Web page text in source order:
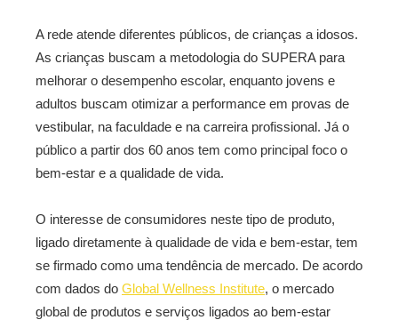
A rede atende diferentes públicos, de crianças a idosos.
As crianças buscam a metodologia do SUPERA para
melhorar o desempenho escolar, enquanto jovens e
adultos buscam otimizar a performance em provas de
vestibular, na faculdade e na carreira profissional. Já o
público a partir dos 60 anos tem como principal foco o
bem-estar e a qualidade de vida.
O interesse de consumidores neste tipo de produto,
ligado diretamente à qualidade de vida e bem-estar, tem
se firmado como uma tendência de mercado. De acordo
com dados do Global Wellness Institute, o mercado
global de produtos e serviços ligados ao bem-estar